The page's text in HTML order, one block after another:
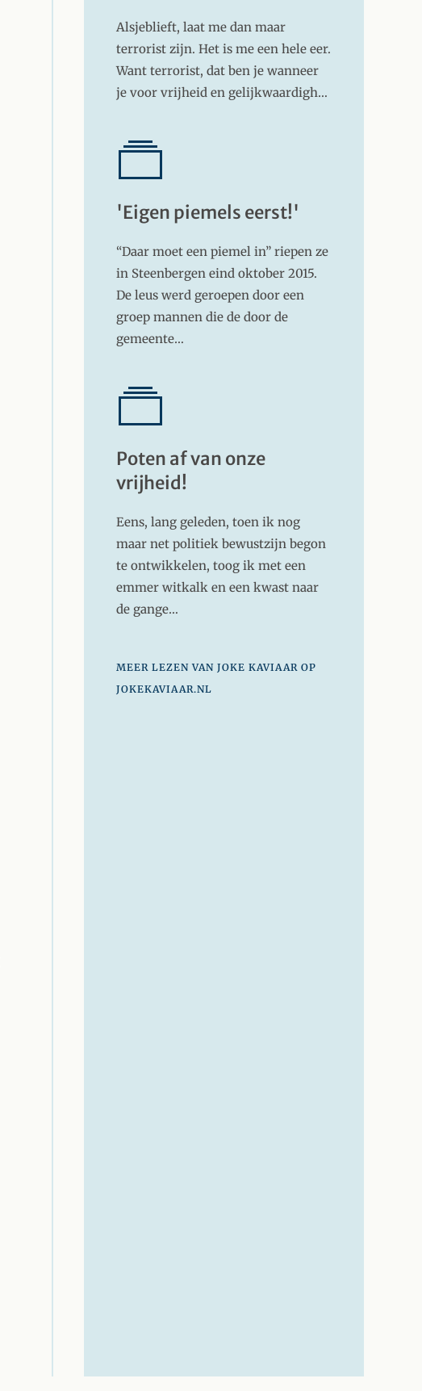
Alsjeblieft, laat me dan maar
terrorist zijn. Het is me een hele eer.
Want terrorist, dat ben je wanneer
je voor vrijheid en gelijkwaardigh…
'Eigen piemels eerst!'
“Daar moet een piemel in” riepen ze
in Steenbergen eind oktober 2015.
De leus werd geroepen door een
groep mannen die de door de
gemeente…
Poten af van onze
vrijheid!
Eens, lang geleden, toen ik nog
maar net politiek bewustzijn begon
te ontwikkelen, toog ik met een
emmer witkalk en een kwast naar
de gange…
MEER LEZEN VAN JOKE KAVIAAR OP
JOKEKAVIAAR.NL